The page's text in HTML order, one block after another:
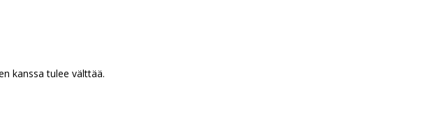
kanssa tulee välttää.